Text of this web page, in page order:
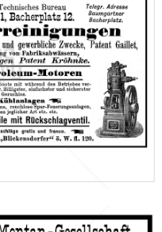
& Co., Wien
Co., Wien
1898